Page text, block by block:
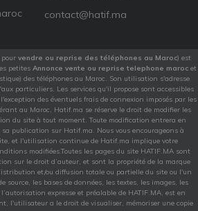
contact@hatif.ma
vendre ou reprise des téléphones au Maroc) est
petites Annonce vente ou reprise telephone marocet
des téléphones au Maroc. Son utilisation s'adresse
particuliers. Les services qu'il propose sont accessibles
des éventuels frais de connexion imposés par les
au Maroc, Hatif.ma se réserve le droit de modifier les
du site à tout moment. Toute modification entrera en
publication sur Hatif.ma. Nous vous encourageons à
et l'utilisation continue de Hatif.ma implique votre
modifiées.Toutes les pages du site HATIF.MA sont
sur le droit d’auteur, et sont la propriété de la marque
et/ou diffusion totale ou partielle du site ou l'un
source, les bases de données, les textes, les images, les
expresse et préalable de HATIF.MA, est en
l'utilisateur a le droit de visualiser, mémoriser une copie